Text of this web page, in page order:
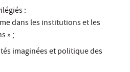
:
dans les institutions et les
» ;
imaginées et politique des